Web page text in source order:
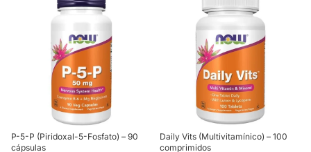
P-5-P (Piridoxal-5-Fosfato) – 90
cápsulas
Daily Vits (Multivitamínico) – 100
comprimidos